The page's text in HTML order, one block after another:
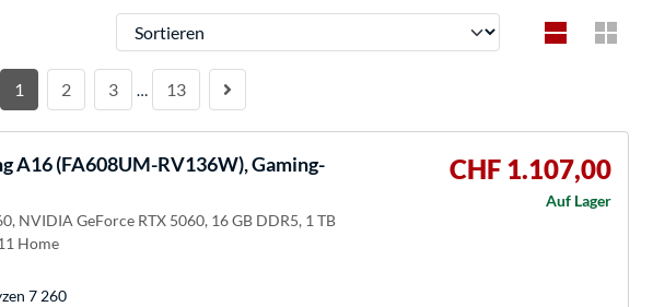
Sortieren
1 2 3 … 13
A16 (FA608UM-RV136W), Gaming-
NVIDIA GeForce RTX 5060, 16 GB DDR5, 1 TB
Home
7 260
CHF 1.107,00
Auf Lager